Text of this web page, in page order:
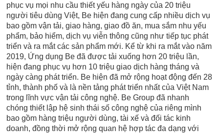
phục vụ mọi nhu cầu thiết yếu hàng ngày của 20 triệu
người tiêu dùng Việt, Be hiện đang cung cấp nhiều dịch vụ
bao gồm vận tải, giao hàng, giao đồ ăn, mua sắm nhu yếu
phẩm, bảo hiểm, dịch vụ viễn thông cũng như tiếp tục phát
triển và ra mắt các sản phẩm mới. Kể từ khi ra mắt vào năm
2019, Ứng dụng Be đã được tải xuống hơn 20 triệu lần,
hiện đang phục vụ hơn 10 triệu giao dịch hàng tháng và
ngày càng phát triển. Be hiện đã mở rộng hoạt động đến 28
tỉnh, thành phố và là nền tảng phát triển nhất của Việt Nam
trong lĩnh vực vận tải công nghệ. Be Group đã nhanh
chóng thiết lập hệ sinh thái số công nghệ của riêng mình
bao gồm hàng triệu người dùng, tài xế và đối tác kinh
doanh, đồng thời mở rộng quan hệ hợp tác đa dạng với